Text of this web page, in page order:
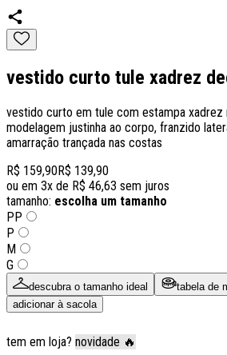
vestido curto tule xadrez
vestido curto em tule com estampa xadrez
modelagem justinha ao corpo, franzido
amarração trançada nas costas
R$ 159,90R$ 139,90
ou em 3x de R$ 46,63 sem juros
tamanho: escolha um tamanho
PP
P
M
G
descubra o tamanho ideal
tabela de
adicionar à sacola
tem em loja? novidade 🔥